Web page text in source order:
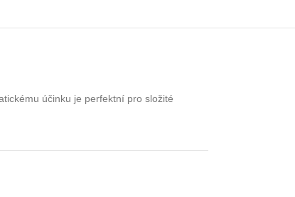
účinku je perfektní pro složité